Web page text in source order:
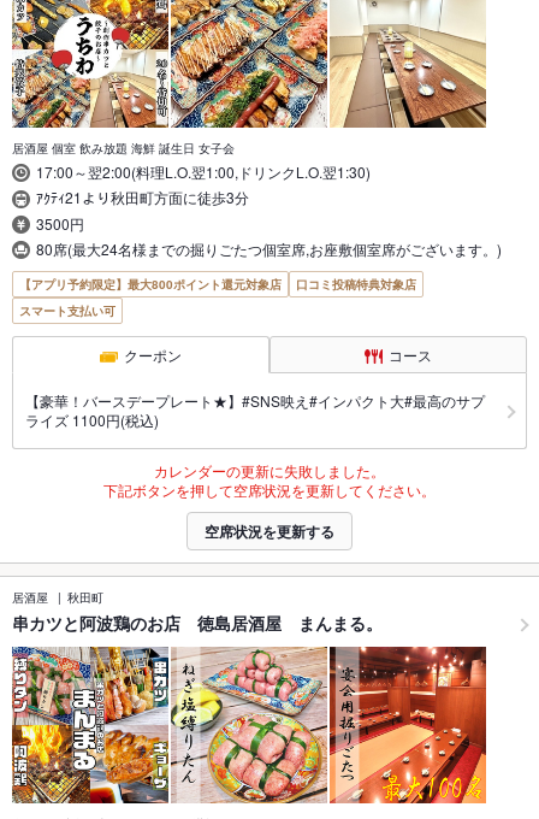
居酒屋 個室 飲み放題 海鮮 誕生日 女子会
17:00～翌2:00(料理L.O.翌1:00,ドリンクL.O.翌1:30)
ｱｸﾃｨ21より秋田町方面に徒歩3分
3500円
80席(最大24名様までの掘りごたつ個室席,お座敷個室席がございます。)
【アプリ予約限定】最大800ポイント還元対象店
口コミ投稿特典対象店
スマート支払い可
クーポン コース
【豪華！バースデープレート★】#SNS映え#インパクト大#最高のサプ
ライズ 1100円(税込)
カレンダーの更新に失敗しました。
下記ボタンを押して空席状況を更新してください。
空席状況を更新する
居酒屋 秋田町
串カツと阿波鶏のお店 徳島居酒屋 まんまる。